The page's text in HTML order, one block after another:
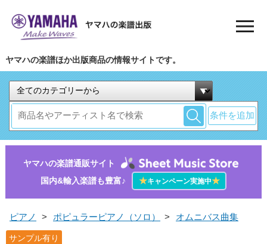
ヤマハの楽譜ほか出版商品の情報サイトです。
条件を追加
ヤマハの楽譜通販サイト
国内&輸入楽譜も豊富♪
★キャンペーン実施中★
ピアノ > ポピュラーピアノ（ソロ） > オムニバス曲集
サンプル有り